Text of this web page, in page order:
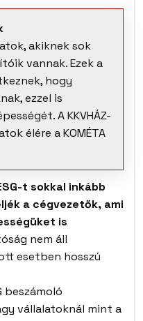
akiknek sok
vannak. Ezek a
hogy
ezzel is
A KKVHÁZ-
élére a KOMÉTA
t sokkal inkább
a cégvezetők, ami
is
nem áll
esetben hosszú
beszámoló
vállalatoknál mint a